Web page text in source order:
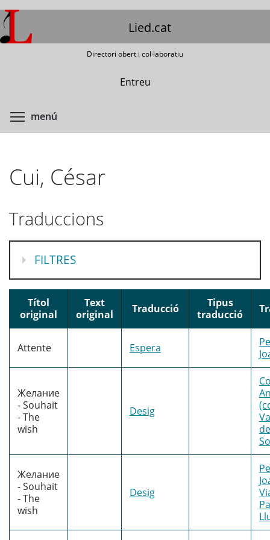
Vés
al
contingut
Lied.cat
Directori obert i col·laboratiu
Entreu
menú
Cui, César
Traduccions
MOSTRA
FILTRES
Títol
original
Text
original
Traducció
Tipus
traducció
Attente Espera
Желание
- Souhait
- The
wish
Desig
de
Желание
- Souhait
- The
wish
Desig